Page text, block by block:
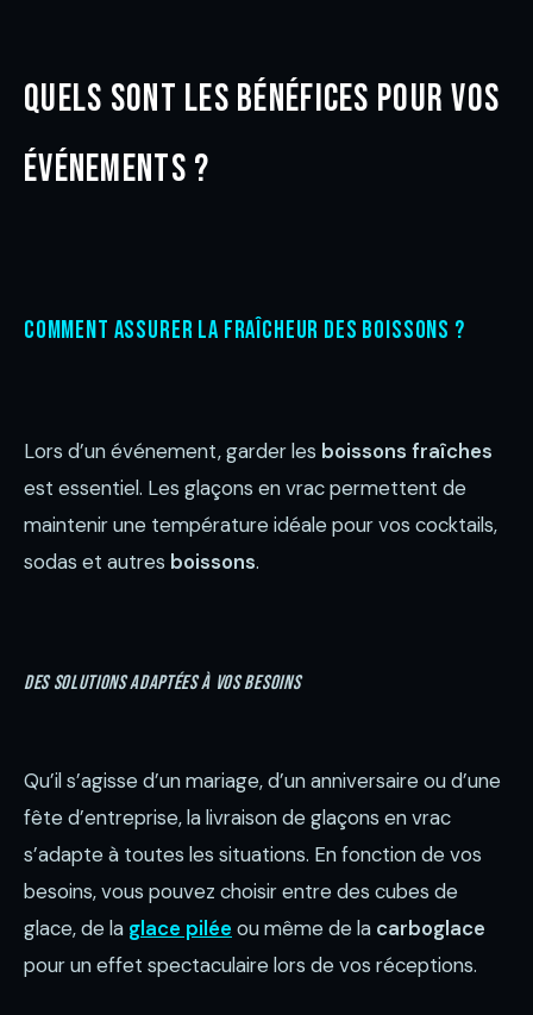
Quels sont les bénéfices pour vos
événements ?
Comment assurer la fraîcheur des boissons ?
Lors d’un événement, garder les boissons fraîches
est essentiel. Les glaçons en vrac permettent de
maintenir une température idéale pour vos cocktails,
sodas et autres boissons.
Des solutions adaptées à vos besoins
Qu’il s’agisse d’un mariage, d’un anniversaire ou d’une
fête d’entreprise, la livraison de glaçons en vrac
s’adapte à toutes les situations. En fonction de vos
besoins, vous pouvez choisir entre des cubes de
glace, de la glace pilée ou même de la carboglace
pour un effet spectaculaire lors de vos réceptions.